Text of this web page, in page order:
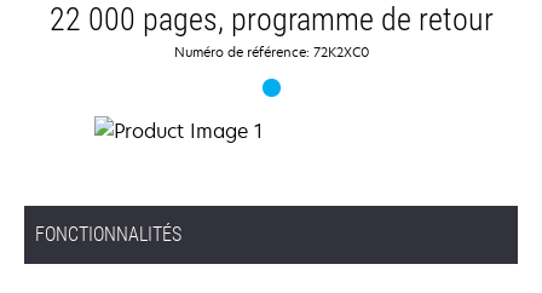
22 000 pages, programme de retour
Numéro de référence: 72K2XC0
FONCTIONNALITÉS